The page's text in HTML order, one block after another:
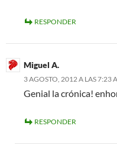
RESPONDER
Miguel A.
3 AGOSTO, 2012 A LAS 7:23
Genial la crónica!
RESPONDER